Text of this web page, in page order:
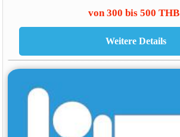
von 300 bis 500 THB